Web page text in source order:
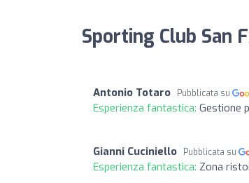
Sporting Club San
Antonio Totaro Pubblicata su
Esperienza fantastica: Gestione
Gianni Cuciniello Pubblicata su
Esperienza fantastica: Zona